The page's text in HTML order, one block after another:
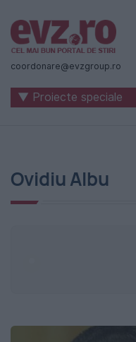
Știri
naționale
internaționale
-
Evenimentul
coordonare@evzgroup.ro
▼ Proiecte speciale
Ovidiu Albu